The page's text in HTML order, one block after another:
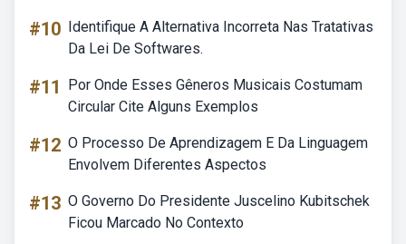
#10 Identifique A Alternativa Incorreta Nas Tratativas
Da Lei De Softwares.
#11
Por Onde Esses Gêneros Musicais Costumam
Circular Cite Alguns Exemplos
#12 O Processo De Aprendizagem E Da Linguagem
Envolvem Diferentes Aspectos
#13 O Governo Do Presidente Juscelino Kubitschek
Ficou Marcado No Contexto